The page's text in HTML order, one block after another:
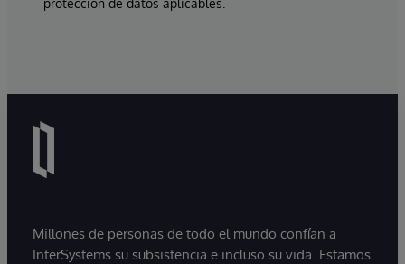
protección de datos aplicables.
Millones de personas de todo el mundo confían a
InterSystems su subsistencia e incluso su vida. Estamos